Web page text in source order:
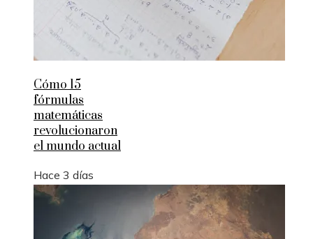
Cómo 15
fórmulas
matemáticas
revolucionaron
el mundo actual
Hace 3 días